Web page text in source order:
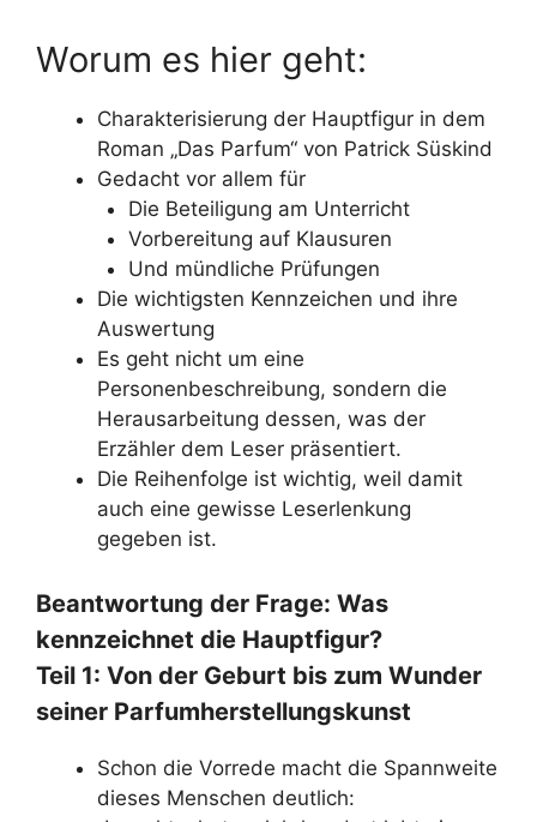
Worum es hier geht:
Charakterisierung der Hauptfigur in dem
Roman „Das Parfum“ von Patrick Süskind
Gedacht vor allem für
Die Beteiligung am Unterricht
Vorbereitung auf Klausuren
Und mündliche Prüfungen
Die wichtigsten Kennzeichen und ihre
Auswertung
Es geht nicht um eine
Personenbeschreibung, sondern die
Herausarbeitung dessen, was der
Erzähler dem Leser präsentiert.
Die Reihenfolge ist wichtig, weil damit
auch eine gewisse Leserlenkung
gegeben ist.
Beantwortung der Frage: Was
kennzeichnet die Hauptfigur?
Teil 1: Von der Geburt bis zum Wunder
seiner Parfumherstellungskunst
Schon die Vorrede macht die Spannweite
dieses Menschen deutlich: